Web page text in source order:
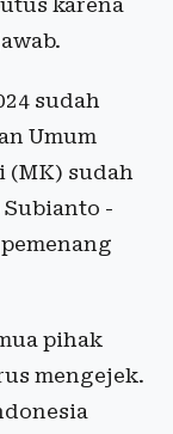
karena
sudah
Umum
(MK) sudah
Subianto -
pihak
mengejek.